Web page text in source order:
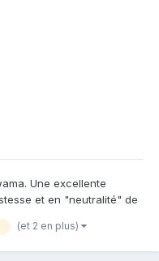
Une excellente
et en "neutralité" de
à beaucoup de
(et 2 en plus)